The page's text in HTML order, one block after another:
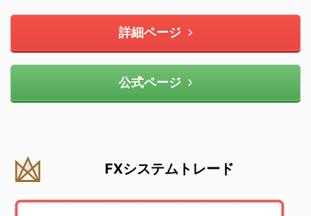
詳細ページ
公式ページ
FXシステムトレード